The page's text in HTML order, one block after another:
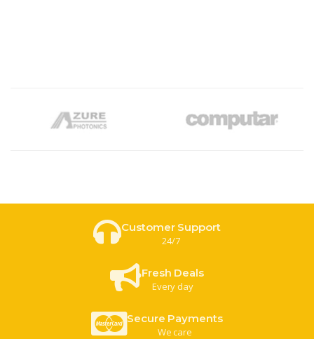
Customer Support
24/7
Fresh Deals
Every day
Secure Payments
We care